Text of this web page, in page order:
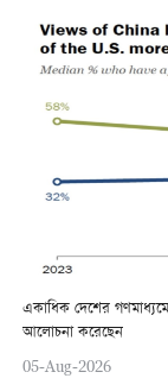
একাধিক দেশের গণমাধ্যমে
আলোচনা করেছেন
05-Aug-2026